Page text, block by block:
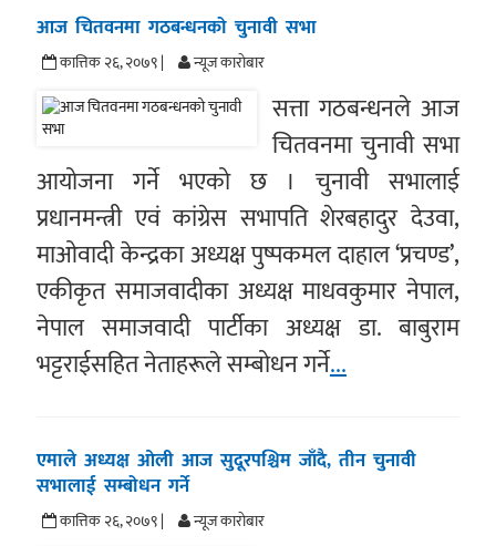
आज चितवनमा गठबन्धनको चुनावी सभा
कात्तिक २६, २०७९ | न्यूज काराेबार
सत्ता गठबन्धनले आज
चितवनमा चुनावी सभा
आयोजना गर्ने भएको छ । चुनावी सभालाई
प्रधानमन्त्री एवं कांग्रेस सभापति शेरबहादुर देउवा,
माओवादी केन्द्रका अध्यक्ष पुष्पकमल दाहाल ‘प्रचण्ड’,
एकीकृत समाजवादीका अध्यक्ष माधवकुमार नेपाल,
नेपाल समाजवादी पार्टीका अध्यक्ष डा. बाबुराम
भट्टराईसहित नेताहरूले सम्बोधन गर्ने...
एमाले अध्यक्ष ओली आज सुदूरपश्चिम जाँदै, तीन चुनावी
सभालाई सम्बोधन गर्ने
कात्तिक २६, २०७९ | न्यूज काराेबार